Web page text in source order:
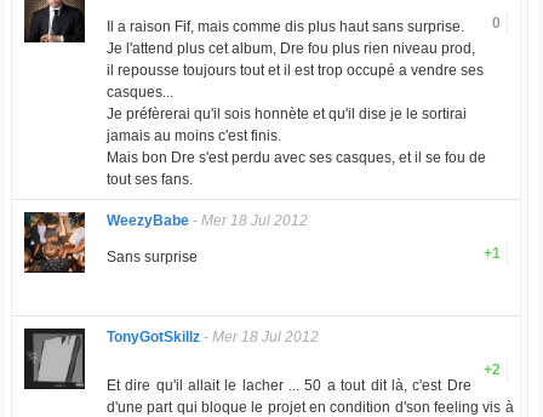
0
Il a raison Fif, mais comme dis plus haut sans surprise.
Je l'attend plus cet album, Dre fou plus rien niveau prod,
il repousse toujours tout et il est trop occupé a vendre ses
casques...
Je préfèrerai qu'il sois honnète et qu'il dise je le sortirai
jamais au moins c'est finis.
Mais bon Dre s'est perdu avec ses casques, et il se fou de
tout ses fans.
WeezyBabe- Mer 18 Jul 2012
+1
Sans surprise
TonyGotSkillz- Mer 18 Jul 2012
+2
Et dire qu'il allait le lacher ... 50 a tout dit là, c'est Dre
d'une part qui bloque le projet en condition d'son feeling vis à